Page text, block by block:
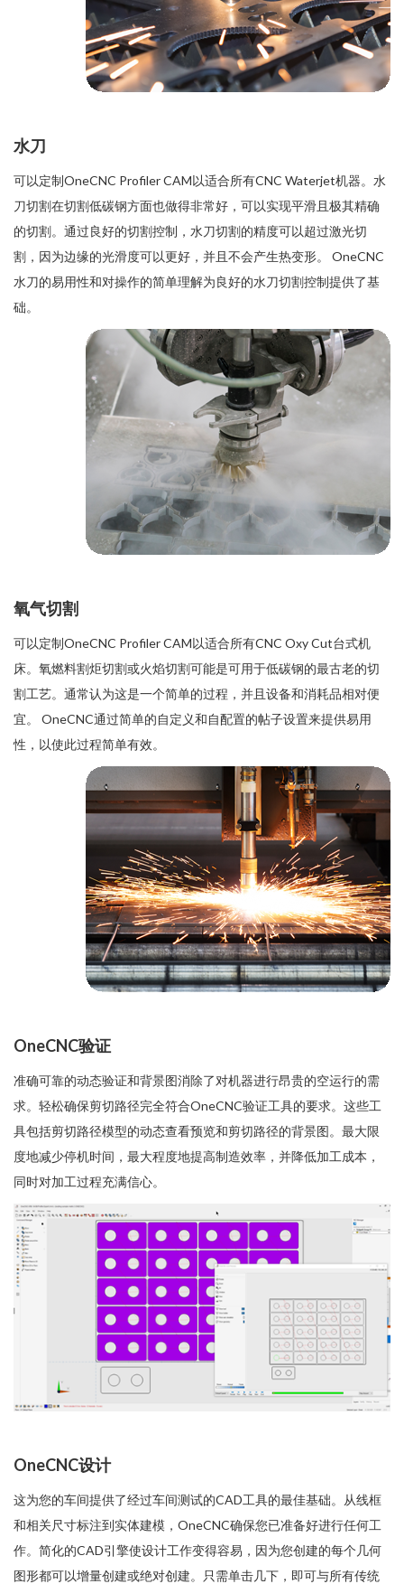
水刀
可以定制OneCNC Profiler CAM以适合所有CNC Waterjet机器。水
刀切割在切割低碳钢方面也做得非常好，可以实现平滑且极其精确
的切割。通过良好的切割控制，水刀切割的精度可以超过激光切
割，因为边缘的光滑度可以更好，并且不会产生热变形。 OneCNC
水刀的易用性和对操作的简单理解为良好的水刀切割控制提供了基
础。
氧气切割
可以定制OneCNC Profiler CAM以适合所有CNC Oxy Cut台式机
床。氧燃料割炬切割或火焰切割可能是可用于低碳钢的最古老的切
割工艺。通常认为这是一个简单的过程，并且设备和消耗品相对便
宜。 OneCNC通过简单的自定义和自配置的帖子设置来提供易用
性，以使此过程简单有效。
OneCNC验证
准确可靠的动态验证和背景图消除了对机器进行昂贵的空运行的需
求。轻松确保剪切路径完全符合OneCNC验证工具的要求。这些工
具包括剪切路径模型的动态查看预览和剪切路径的背景图。最大限
度地减少停机时间，最大程度地提高制造效率，并降低加工成本，
同时对加工过程充满信心。
OneCNC设计
这为您的车间提供了经过车间测试的CAD工具的最佳基础。从线框
和相关尺寸标注到实体建模，OneCNC确保您已准备好进行任何工
作。简化的CAD引擎使设计工作变得容易，因为您创建的每个几何
图形都可以增量创建或绝对创建。只需单击几下，即可与所有传统